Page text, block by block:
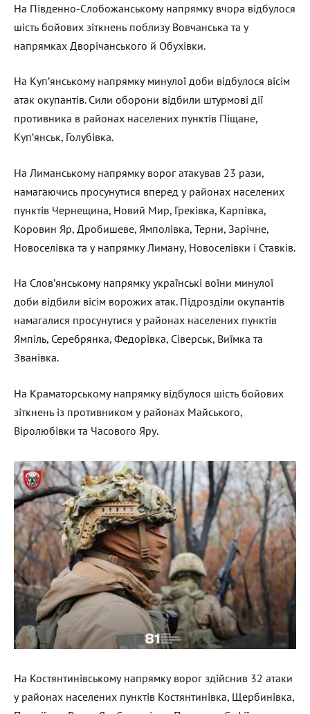
На Південно-Слобожанському напрямку вчора відбулося
шість бойових зіткнень поблизу Вовчанська та у
напрямках Дворічанського й Обухівки.
На Куп’янському напрямку минулої доби відбулося вісім
атак окупантів. Сили оборони відбили штурмові дії
противника в районах населених пунктів Піщане,
Куп’янськ, Голубівка.
На Лиманському напрямку ворог атакував 23 рази,
намагаючись просунутися вперед у районах населених
пунктів Чернещина, Новий Мир, Греківка, Карпівка,
Коровин Яр, Дробишеве, Ямполівка, Терни, Зарічне,
Новоселівка та у напрямку Лиману, Новоселівки і Ставків.
На Слов’янському напрямку українські воїни минулої
доби відбили вісім ворожих атак. Підрозділи окупантів
намагалися просунутися у районах населених пунктів
Ямпіль, Серебрянка, Федорівка, Сіверськ, Виїмка та
Званівка.
На Краматорському напрямку відбулося шість бойових
зіткнень із противником у районах Майського,
Віролюбівки та Часового Яру.
На Костянтинівському напрямку ворог здійснив 32 атаки
у районах населених пунктів Костянтинівка, Щербинівка,